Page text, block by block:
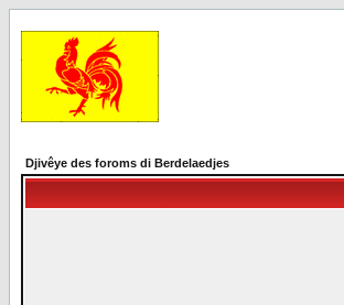
Djivêye des foroms di Berdelaedjes